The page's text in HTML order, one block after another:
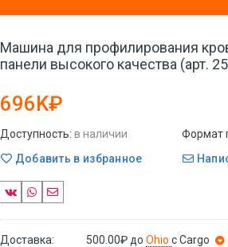
Машина для профилирования
панели высокого качества (арт.
696K₽
Доступность: в наличии Формат
Добавить в избранное
Доставка: 500.00₽ доOhioс Cargo